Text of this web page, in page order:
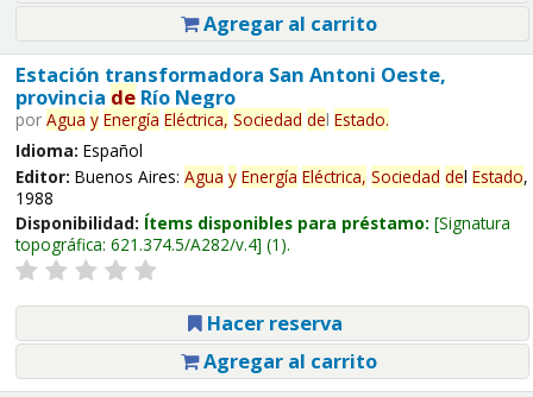
Agregar al carrito
Estación transformadora San Antoni Oeste,
provincia deRío Negro
por Agua y Energía Eléctrica, Sociedad del Estado.
Idioma: Español
Editor: Buenos Aires: Agua y Energía Eléctrica, Sociedad del Estado,
1988
Disponibilidad: Ítems disponibles para préstamo: Signatura
topográfica: 621.374.5/A282/v.4 (1).
Hacer reserva
Agregar al carrito